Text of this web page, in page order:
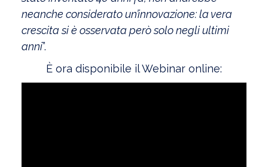
neanche considerato un’innovazione: la vera
crescita si è osservata però solo negli ultimi
anni”.
È ora disponibile il Webinar online: